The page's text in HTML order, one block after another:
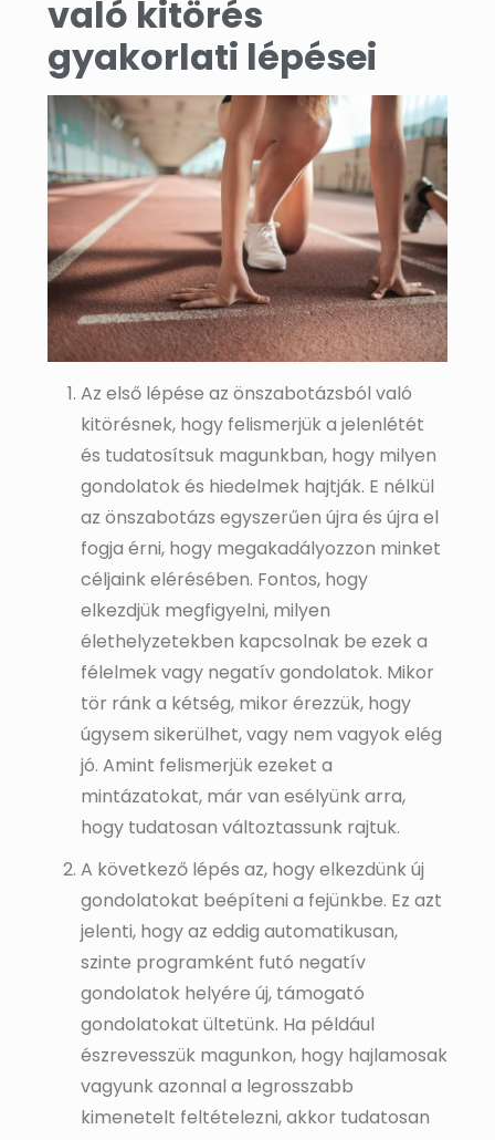
való kitörés
gyakorlati lépései
Az első lépése az önszabotázsból való
kitörésnek, hogy felismerjük a jelenlétét
és tudatosítsuk magunkban, hogy milyen
gondolatok és hiedelmek hajtják. E nélkül
az önszabotázs egyszerűen újra és újra el
fogja érni, hogy megakadályozzon minket
céljaink elérésében. Fontos, hogy
elkezdjük megfigyelni, milyen
élethelyzetekben kapcsolnak be ezek a
félelmek vagy negatív gondolatok. Mikor
tör ránk a kétség, mikor érezzük, hogy
úgysem sikerülhet, vagy nem vagyok elég
jó. Amint felismerjük ezeket a
mintázatokat, már van esélyünk arra,
hogy tudatosan változtassunk rajtuk.
A következő lépés az, hogy elkezdünk új
gondolatokat beépíteni a fejünkbe. Ez azt
jelenti, hogy az eddig automatikusan,
szinte programként futó negatív
gondolatok helyére új, támogató
gondolatokat ültetünk. Ha például
észrevesszük magunkon, hogy hajlamosak
vagyunk azonnal a legrosszabb
kimenetelt feltételezni, akkor tudatosan